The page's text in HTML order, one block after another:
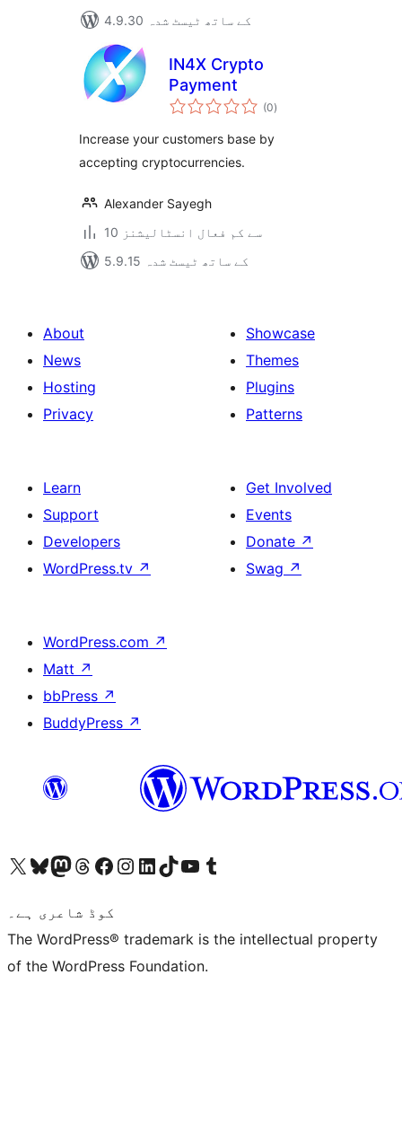
4.9.30 کے ساتھ ٹیسٹ شدہ
IN4X Crypto
Payment
(0مجموعی
درجہ
)
Increase your customers base by
accepting cryptocurrencies.
Alexander Sayegh
10 سے کم فعال انسٹالیشنز
5.9.15 کے ساتھ ٹیسٹ شدہ
About
News
Hosting
Privacy
Showcase
Themes
Plugins
Patterns
Learn
Support
Developers
WordPress.tv ↗
Get Involved
Events
Donate ↗
Swag ↗
WordPress.com ↗
Matt ↗
bbPress ↗
BuddyPress ↗
Visit our X (formerly Twitter) account
ہمارے بلیواسکائی اکاؤنٹ پر جائیں
Visit our Mastodon account
ہمارے ٹھریڈز اکاؤنٹ پر جائیں
Visit our Facebook page
Visit our Instagram account
Visit our LinkedIn account
ہمارے ٹک ٹاک اکاؤنٹ پر جائیں
Visit our YouTube channel
ہمارے ٹمبلر اکاؤنٹ پر جائیں
کوڈ شاعری ہے۔
The WordPress® trademark is the intellectual property
of the WordPress Foundation.